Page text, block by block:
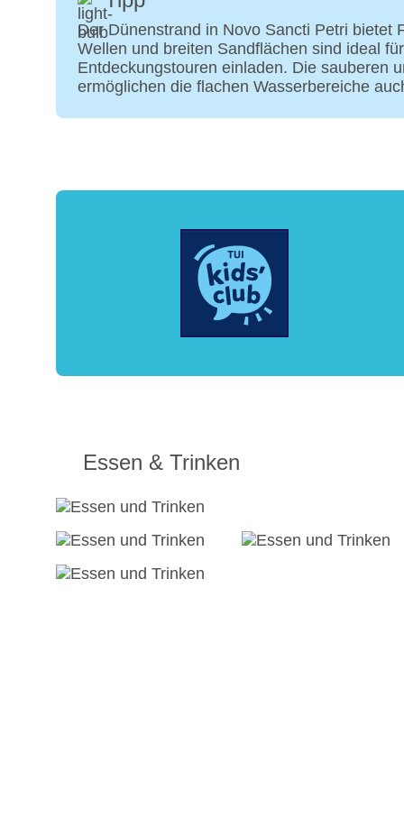
Der Dünenstrand in Novo Sancti Petri bietet
Wellen und breiten Sandflächen sind ideal
Entdeckungstouren einladen. Die sauberen
ermöglichen die flachen Wasserbereiche
Essen & Trinken